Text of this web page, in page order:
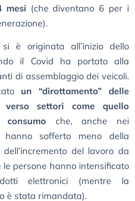
mesi (che diventano 6 per i
si è originata all’inizio dello
il Covid ha portato alla
di assemblaggio dei veicoli.
un “dirottamento” delle
settori come quello
consumo che, anche nei
hanno sofferto meno della
del lavoro da
persone hanno intensificato
elettronici (mentre la
è stata rimandata).